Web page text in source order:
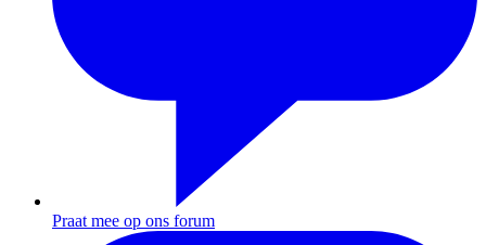
Praat mee op ons forum